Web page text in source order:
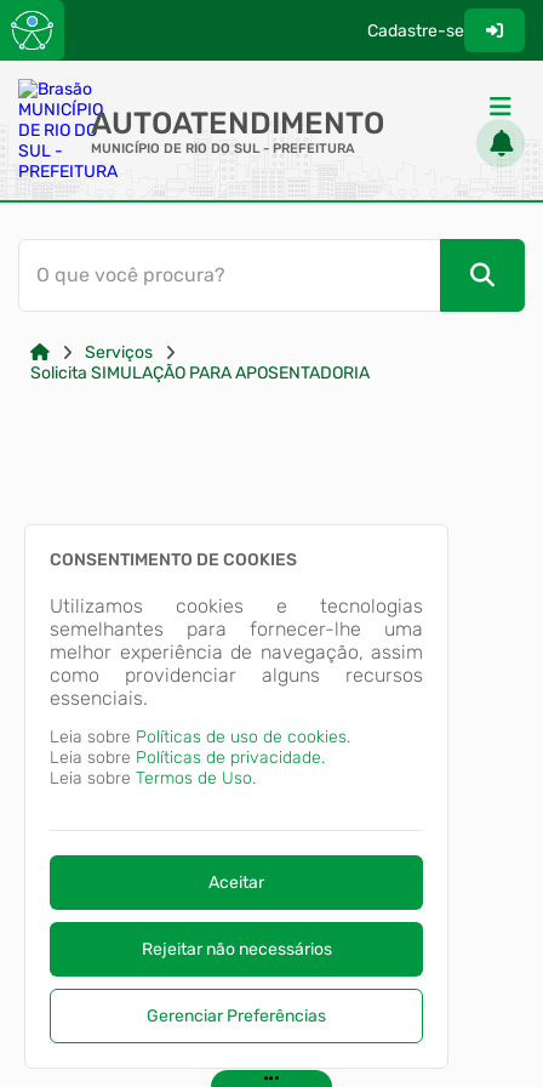
Cadastre-se
AUTOATENDIMENTO
MUNICÍPIO DE RIO DO SUL - PREFEITURA
ACESSO RÁPIDO
Acessibilidade
O que você procura?
Serviços
Solicita SIMULAÇÃO PARA APOSENTADORIA
CONSENTIMENTO DE COOKIES
Utilizamos cookies e tecnologias
semelhantes para fornecer-lhe uma
melhor experiência de navegação, assim
como providenciar alguns recursos
essenciais.
Leia sobre Políticas de uso de cookies.
Leia sobre Políticas de privacidade.
Leia sobre Termos de Uso.
Aceitar
Rejeitar não necessários
Gerenciar Preferências